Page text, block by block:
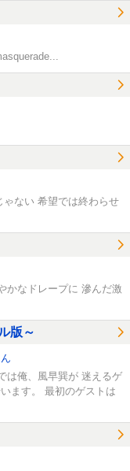
ない 希望では終わらせ
かなドレープに 滲んだ激
版～
は俺、風早巽が 迷えるゲ
ます。 最初のゲストは